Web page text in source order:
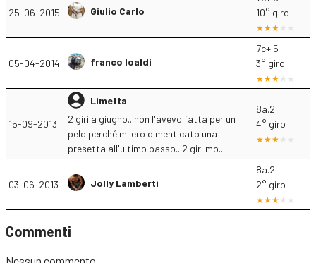
25-06-2015 Giulio Carlo
10° giro
05-04-2014 franco loaldi
7c+.5
3° giro
15-09-2013
Limetta
2 giri a giugno...non l'avevo fatta per un
pelo perché mi ero dimenticato una
presetta all'ultimo passo...2 giri mo...
8a.2
4° giro
03-06-2013 Jolly Lamberti
8a.2
2° giro
Commenti